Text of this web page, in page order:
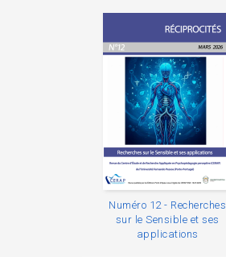
Numéro 12 - Recherches
sur le Sensible et ses
applications